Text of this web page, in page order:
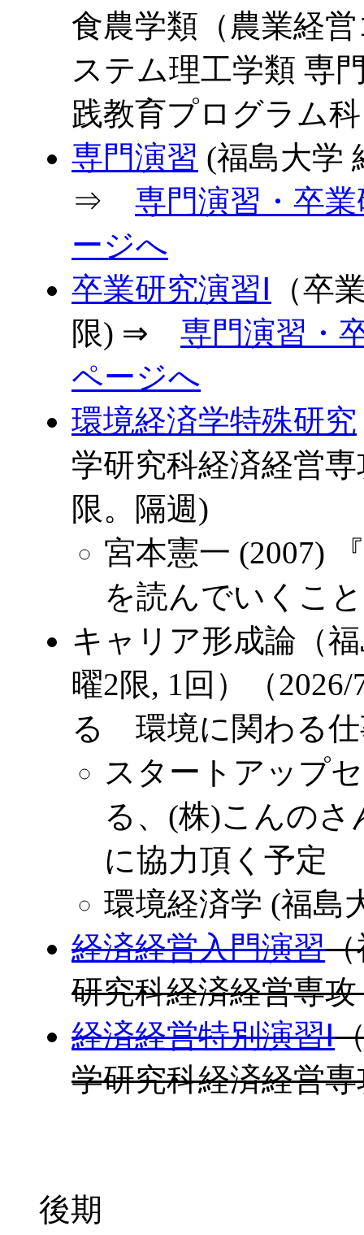
食農学類（農業経
ステム理工学類 専
践教育プログラム
専門演習 (福島大学
⇒ 専門演習・卒
ージへ
卒業研究演習Ⅰ （卒
限) ⇒ 専門演習・
ページへ
環境経済学特殊研究
学研究科経済経営
限。隔週)
宮本憲一 (2007)
を読んでいくこ
キャリア形成論（
曜2限, 1回）（
る 環境に関わる仕
スタートアップ
る、(株)こんの
に協力頂く予定
環境経済学 (福島
経済経営入門演習（
研究科経済経営専
経済経営特別演習Ⅰ
学研究科経済経営
後期